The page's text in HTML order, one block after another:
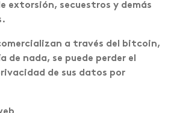
extorsión, secuestros y demás
a través del bitcoin,
de nada, se puede perder el
de sus datos por